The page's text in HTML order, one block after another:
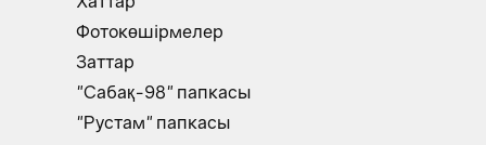
Фотокөшірмелер
Заттар
"Сабақ-98" папкасы
"Рустам" папкасы